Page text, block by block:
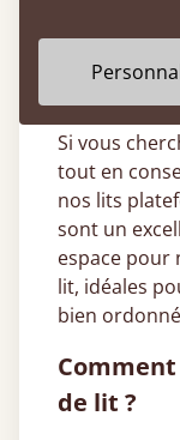
optimisent
plaçant
Si vous
tout en
nos lits
sont un
espace pour
lit, idéales
bien
de lit ?